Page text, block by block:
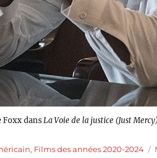
Foxx dans La Voie de la justice (Just
, Films des années 2020-2024